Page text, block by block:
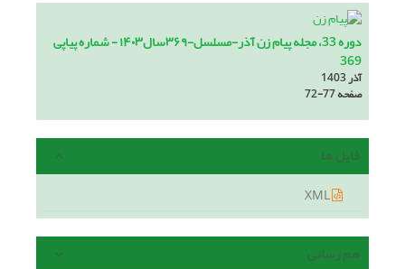
دوره 33، مجله پیام زن آذر-مسلسل-۳۶۹سال۱۴۰۳ - شماره پیاپی
369
آذر 1403
صفحه72-77
فایل ها
هم رسانی